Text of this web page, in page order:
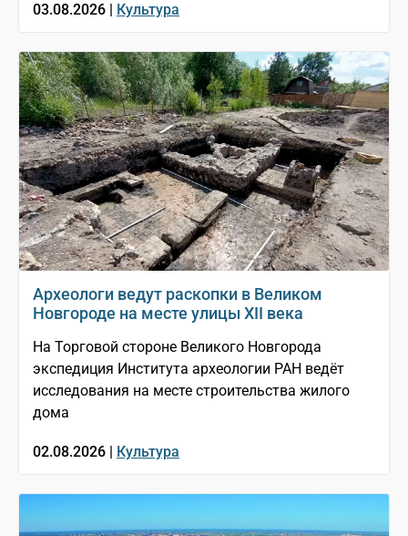
03.08.2026 | Культура
Археологи ведут раскопки в Великом
Новгороде на месте улицы XII века
На Торговой стороне Великого Новгорода
экспедиция Института археологии РАН ведёт
исследования на месте строительства жилого
дома
02.08.2026 | Культура